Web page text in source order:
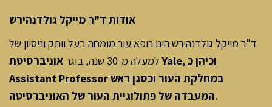
אודות ד"ר מייקל גולדנהירש
ד"ר מייקל גולדנהירש הינו רופא עור מומחה בעל וותק וניסיון של
למעלה מ-30 שנה, בוגר
אוניברסיטת Yale, וכיהן כ
Assistant Professor במחלקת העור וכסגן ראש
המעבדה של פתולוגיית העור של האוניברסיטה.